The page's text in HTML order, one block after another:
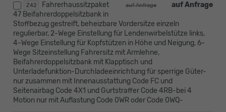
Z42 auf Anfrage
auf Anfrage
Fahrerhaussitzpaket
47 Beifahrerdoppelsitzbank in
Stoffbezug gestreift, beheizbare Vordersitze einzeln
regulierbar, 2-Wege Einstellung für Lendenwirbelstütze links,
4-Wege Einstellung für Kopfstützen in Höhe und Neigung, 6-
Wege Sitzeinstellung Fahrersitz mit Armlehne,
Beifahrerdoppelsitzbank mit Klapptisch und
Unterladefunktion-Durchladeeinrichtung für sperrige Güter-
nur zusammen mit Innenausstattung Code FC und
Seitenairbag Code 4X1 und Gurtstraffer Code 4RB-bei 4
Motion nur mit Auflastung Code 0WR oder Code 0WQ-